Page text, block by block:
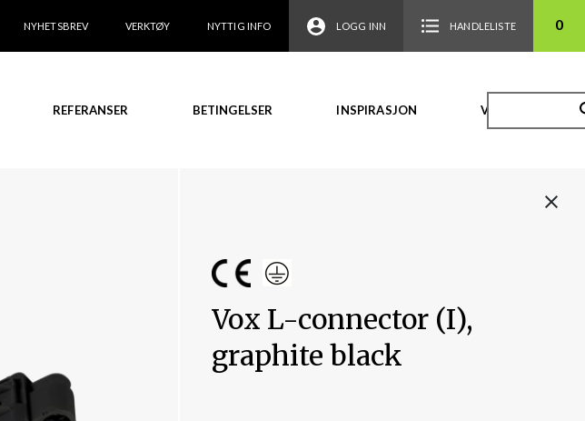
NYHETSBREV VERKTØY NYTTIG INFO LOGG INN HANDLELISTE 0
REFERANSER BETINGELSER INSPIRASJON VIDEO
Vox L-connector (I),
graphite black